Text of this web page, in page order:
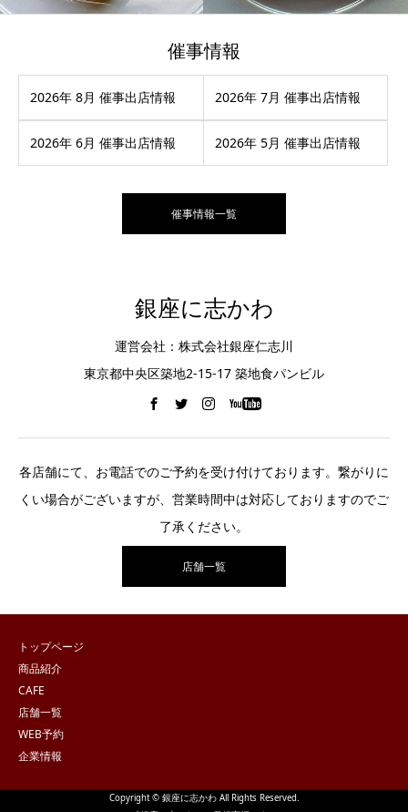
催事情報
2026年 8月 催事出店情報 2026年 7月 催事出店情報
2026年 6月 催事出店情報 2026年 5月 催事出店情報
催事情報一覧
銀座に志かわ
運営会社：株式会社銀座仁志川
東京都中央区築地2-15-17 築地食パンビル
各店舗にて、お電話でのご予約を受け付けております。繋がりに
くい場合がございますが、営業時間中は対応しておりますのでご
了承ください。
店舗一覧
トップページ
商品紹介
CAFE
店舗一覧
WEB予約
企業情報
Copyright © 銀座に志かわ All Rights Reserved.